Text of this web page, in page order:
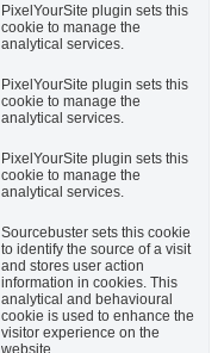
PixelYourSite plugin sets this
cookie to manage the
analytical services.
PixelYourSite plugin sets this
cookie to manage the
analytical services.
PixelYourSite plugin sets this
cookie to manage the
analytical services.
Sourcebuster sets this cookie
to identify the source of a visit
and stores user action
information in cookies. This
analytical and behavioural
cookie is used to enhance the
visitor experience on the
website.